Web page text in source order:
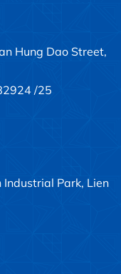
Hung Dao Street,
/25
Industrial Park, Lien